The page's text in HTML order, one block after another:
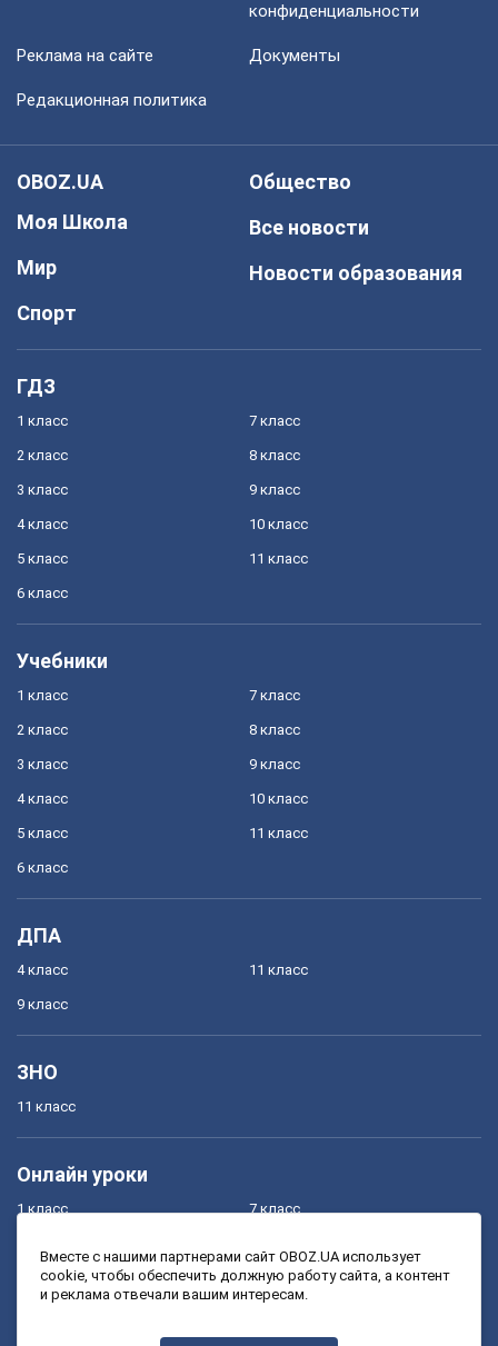
конфиденциальности
Реклама на сайте Документы
Редакционная политика
OBOZ.UA
Моя Школа
Мир
Спорт
Общество
Все новости
Новости образования
ГДЗ
1 класс
2 класс
3 класс
4 класс
5 класс
6 класс
7 класс
8 класс
9 класс
10 класс
11 класс
Учебники
1 класс
2 класс
3 класс
4 класс
5 класс
6 класс
7 класс
8 класс
9 класс
10 класс
11 класс
ДПА
4 класс
9 класс
11 класс
ЗНО
11 класс
Онлайн уроки
1 класс
3 класс
7 класс
9 класс
Вместе с нашими партнерами сайт OBOZ.UA использует
cookie, чтобы обеспечить должную работу сайта, а контент
и реклама отвечали вашим интересам.